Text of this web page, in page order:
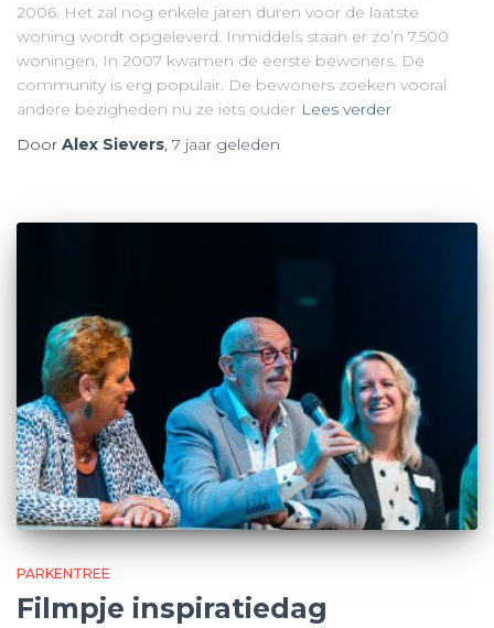
2006. Het zal nog enkele jaren duren voor de laatste
woning wordt opgeleverd. Inmiddels staan er zo’n 7.500
woningen. In 2007 kwamen de eerste bewoners. De
community is erg populair. De bewoners zoeken vooral
andere bezigheden nu ze iets ouder Lees verder
Door Alex Sievers, 7 jaar geleden
PARKENTREE
Filmpje inspiratiedag